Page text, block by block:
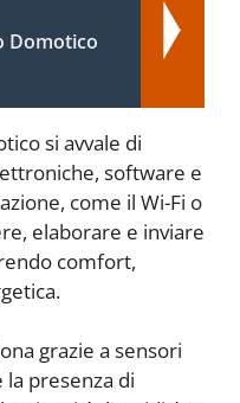
Domotico
si avvale di
software e
come il Wi-Fi o
elaborare e inviare
comfort,
grazie a sensori
presenza di